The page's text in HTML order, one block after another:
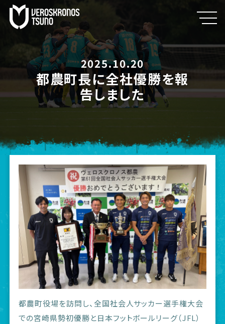
2025.10.20
都農町長に全社優勝を報
告しました
都農町役場を訪問し、全国社会人サッカー選手権大会
での宮崎県勢初優勝と日本フットボールリーグ（JFL）